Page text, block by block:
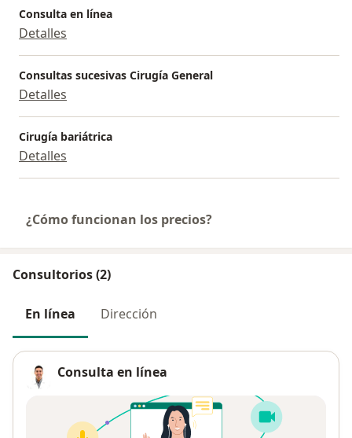
Consulta en línea
Detalles
Consultas sucesivas Cirugía General
Detalles
Cirugía bariátrica
Detalles
¿Cómo funcionan los precios?
Consultorios (2)
En línea Dirección
Consulta en línea